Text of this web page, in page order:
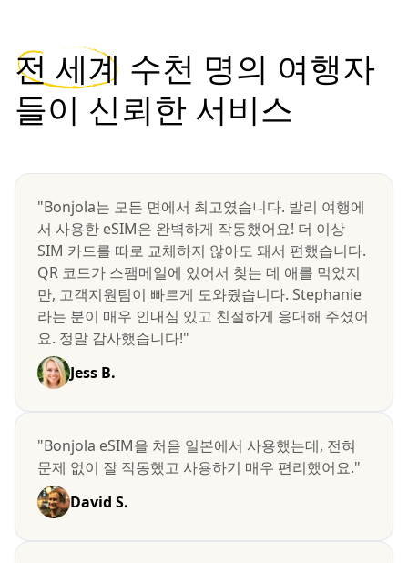
전 세계 수천 명의 여행자
들이 신뢰한 서비스
"Bonjola는 모든 면에서 최고였습니다. 발리 여행에
서 사용한 eSIM은 완벽하게 작동했어요! 더 이상
SIM 카드를 따로 교체하지 않아도 돼서 편했습니다.
QR 코드가 스팸메일에 있어서 찾는 데 애를 먹었지
만, 고객지원팀이 빠르게 도와줬습니다. Stephanie
라는 분이 매우 인내심 있고 친절하게 응대해 주셨어
요. 정말 감사했습니다!"
Jess B.
"Bonjola eSIM을 처음 일본에서 사용했는데, 전혀
문제 없이 잘 작동했고 사용하기 매우 편리했어요."
David S.